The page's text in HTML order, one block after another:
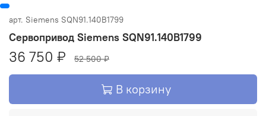
арт. Siemens SQN91.140B1799
Сервопривод Siemens SQN91.140B1799
36 750 ₽ 52 500 ₽
В корзину